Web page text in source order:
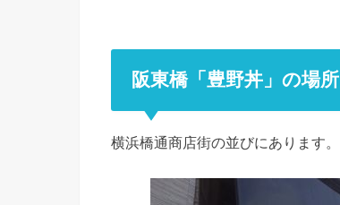
阪東橋「豊野丼」の場所
横浜橋通商店街の並びにあります。